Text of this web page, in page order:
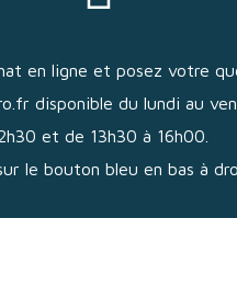
en ligne et posez votre
disponible du lundi au
et de 13h30 à 16h00.
le bouton bleu en bas à